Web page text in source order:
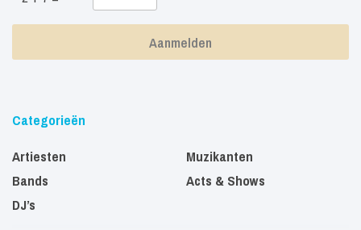
Categorieën
Artiesten
Bands
DJ’s
Muzikanten
Acts & Shows